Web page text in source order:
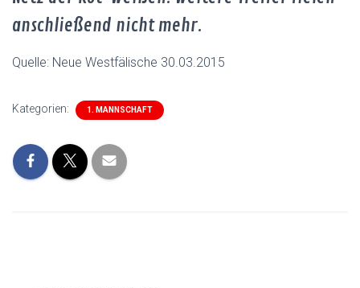
anschließend nicht mehr.
Quelle: Neue Westfälische 30.03.2015
Kategorien: 1. MANNSCHAFT